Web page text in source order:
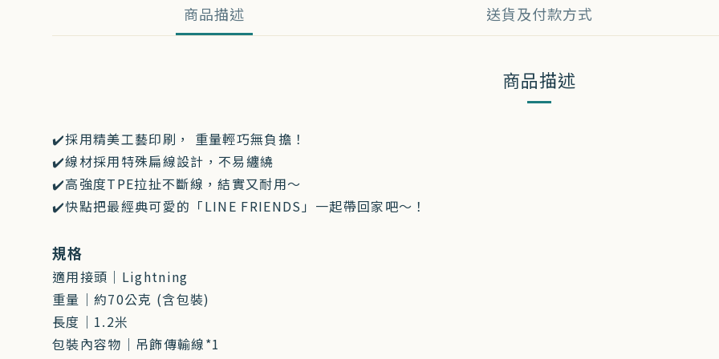
商品描述 送貨及付款方式
商品描述
✔️採用精美工藝印刷， 重量輕巧無負擔 ！
✔️線材採用特殊扁線設計，不易纏繞
✔️高強度TPE拉扯不斷線，結實又耐用～
✔️快點把最經典可愛的「LINE FRIENDS」一起帶回家吧～！
規格
適用接頭｜Lightning
重量｜約70公克 (含包裝)
長度｜1.2米
包裝內容物｜吊飾傳輸線*1